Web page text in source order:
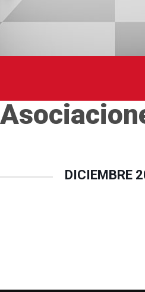
DICIEMBRE